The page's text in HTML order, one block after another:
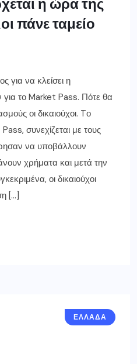
πάνε ταμείο
για να κλείσει η
το Market Pass. Πότε θα
οι δικαιούχοι. Tο
συνεχίζεται με τους
να υποβάλλουν
χρήματα και μετά την
οι δικαιούχοι
[…]
ΕΛΛΑΔΑ